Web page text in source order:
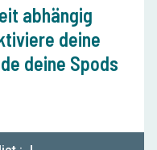
abhängig
deine
deine Spods